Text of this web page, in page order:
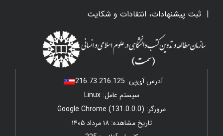
ثبت پیشنهادات، انتقادات و شکایت
آدرس آی‌پی: 216.73.216.125
سیستم عامل: Linux
مرورگر: Google Chrome (131.0.0.0)
تاریخ مشاهده: ۱۸ مرداد ۱۴۰۵